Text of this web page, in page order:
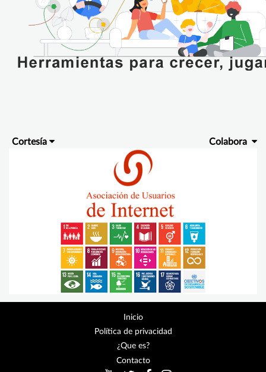
Cortesía Colabora
Inicio
Política de privacidad
¿Que es?
Contacto